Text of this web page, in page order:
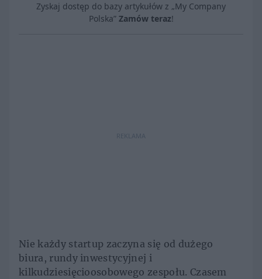
Zyskaj dostęp do bazy artykułów z „My Company
Polska” Zamów teraz!
REKLAMA
Nie każdy startup zaczyna się od dużego
biura, rundy inwestycyjnej i
kilkudziesięcioosobowego zespołu. Czasem